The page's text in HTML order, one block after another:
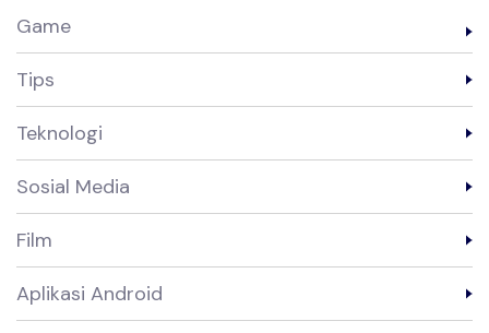
Game
Tips
Teknologi
Sosial Media
Film
Aplikasi Android